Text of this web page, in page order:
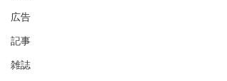
広告
記事
雑誌